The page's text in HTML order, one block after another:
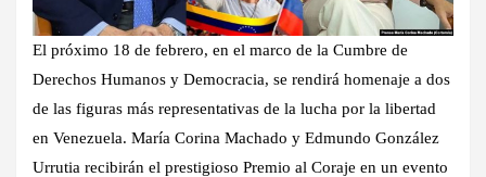
El próximo 18 de febrero, en el marco de la Cumbre de
Derechos Humanos y Democracia, se rendirá homenaje a dos
de las figuras más representativas de la lucha por la libertad
en Venezuela. María Corina Machado y Edmundo González
Urrutia recibirán el prestigioso Premio al Coraje en un evento